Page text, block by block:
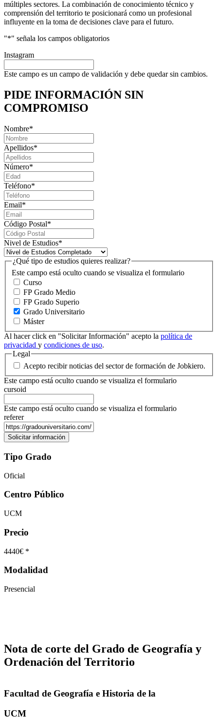
múltiples sectores. La combinación de conocimiento técnico y
comprensión del territorio te posicionará como un profesional
influyente en la toma de decisiones clave para el futuro.
"*" señala los campos obligatorios
Instagram
Este campo es un campo de validación y debe quedar sin cambios.
PIDE INFORMACIÓN SIN
COMPROMISO
Nombre*
Apellidos*
Número*
Teléfono*
Email*
Código Postal*
Nivel de Estudios*
Este campo está oculto cuando se visualiza el formulario
¿Qué tipo de estudios quieres realizar?
Curso
FP Grado Medio
FP Grado Superio
Grado Universitario
Máster
Al hacer click en "Solicitar Información" acepto la política de
privacidad y condiciones de uso.
Legal
Acepto recibir noticias del sector de formación de Jobkiero.
Este campo está oculto cuando se visualiza el formulario
cursoid
Este campo está oculto cuando se visualiza el formulario
referer
Tipo Grado
Oficial
Centro Público
UCM
Precio
4440€ *
Modalidad
Presencial
Nota de corte del Grado de Geografía y
Ordenación del Territorio
Facultad de Geografía e Historia de la
UCM